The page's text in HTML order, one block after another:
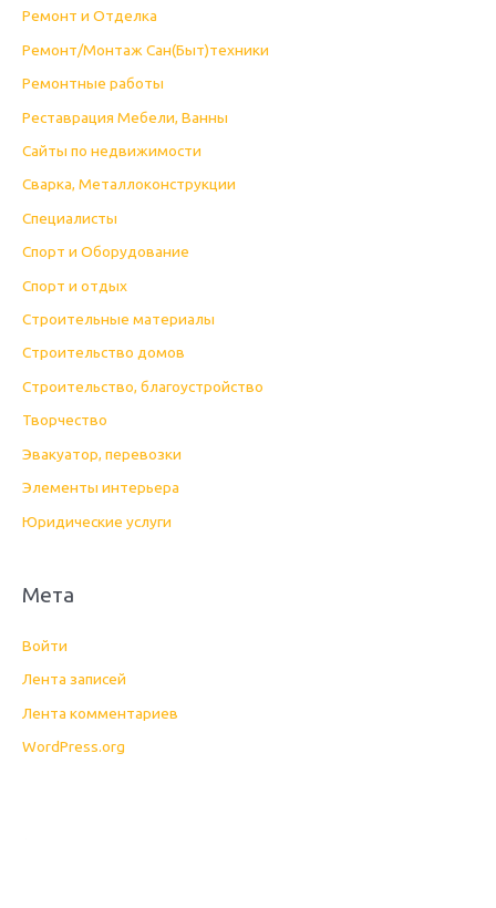
Ремонт и Отделка
Ремонт/Монтаж Сан(Быт)техники
Ремонтные работы
Реставрация Мебели, Ванны
Сайты по недвижимости
Сварка, Металлоконструкции
Специалисты
Спорт и Оборудование
Спорт и отдых
Строительные материалы
Строительство домов
Строительство, благоустройство
Творчество
Эвакуатор, перевозки
Элементы интерьера
Юридические услуги
Мета
Войти
Лента записей
Лента комментариев
WordPress.org